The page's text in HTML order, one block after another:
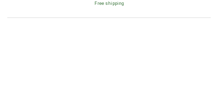
Free shipping